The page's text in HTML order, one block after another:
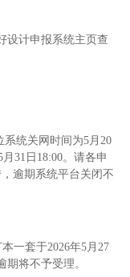
设计申报系统主页查
系统关网时间为5月20
31日18:00。请各申
逾期系统平台关闭不
一套于2026年5月27
将不予受理。